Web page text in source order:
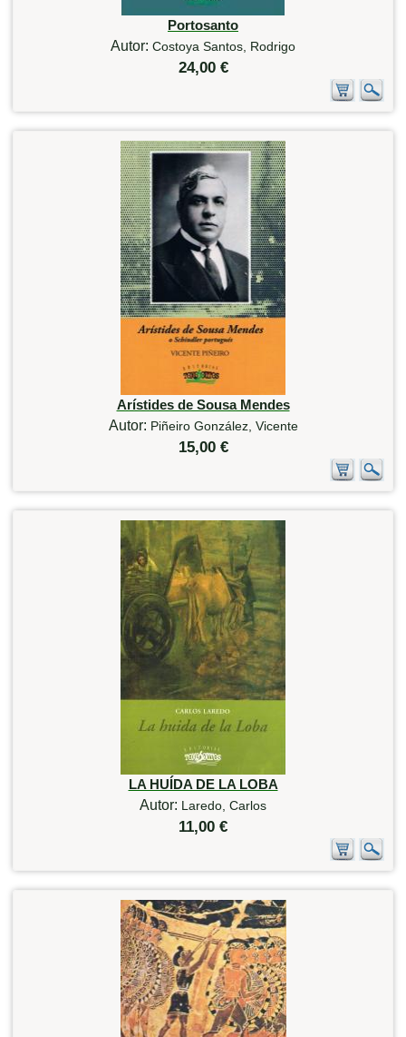
Portosanto
Autor: Costoya Santos, Rodrigo
24,00 €
Arístides de Sousa Mendes
Autor: Piñeiro González, Vicente
15,00 €
LA HUÍDA DE LA LOBA
Autor: Laredo, Carlos
11,00 €